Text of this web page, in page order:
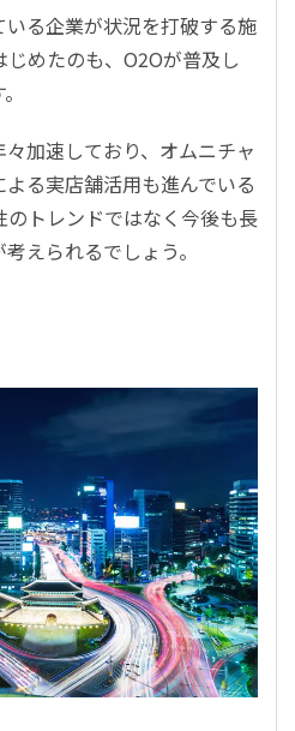
る企業が状況を打破する施
めたのも、O2Oが普及し
加速しており、オムニチャ
る実店舗活用も進んでいる
のトレンドではなく今後も長
えられるでしょう。